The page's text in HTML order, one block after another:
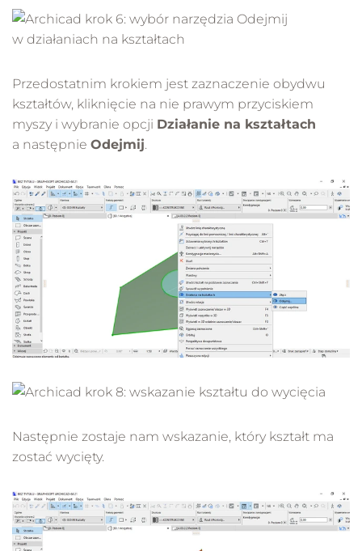
Przedostatnim krokiem jest zaznaczenie obydwu
kształtów, kliknięcie na nie prawym przyciskiem
myszy i wybranie opcji Działanie na kształtach
a następnie Odejmij.
Następnie zostaje nam wskazanie, który kształt ma
zostać wycięty.